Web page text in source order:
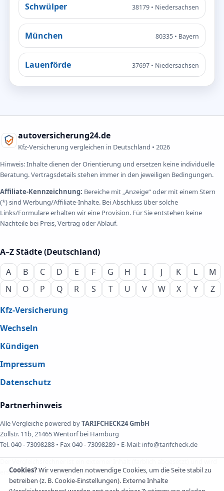
Schwülper 38179 • Niedersachsen
München 80335 • Bayern
Lauenförde 37697 • Niedersachsen
autoversicherung24.de
Kfz-Versicherung vergleichen in Deutschland • 2026
Hinweis: Inhalte dienen der Orientierung und ersetzen keine individuelle
Beratung. Vertragsdetails stehen immer in den jeweiligen Bedingungen.
Affiliate-Kennzeichnung: Bereiche mit „Anzeige“ oder mit einem Stern
(*) sind Werbung/Affiliate-Inhalte. Bei Abschluss über solche
Links/Formulare erhalten wir eine Provision. Für Sie entstehen keine
Nachteile bei Preis, Vertrag oder Ablauf.
A–Z Städte (Deutschland)
A
B C D E F G H I J K L
M
N
O P Q R S T U V W X Y
Z
Kfz-Versicherung
Wechseln
Kündigen
Impressum
Datenschutz
Partnerhinweis
Alle Vergleiche powered byTARIFCHECK24 GmbH
Zollstr. 11b, 21465 Wentorf bei Hamburg
Tel. 040 - 73098288 • Fax 040 - 73098289 • E-Mail: info@tarifcheck.de
erst nach Zustimmung geladen.
Cookies?Wir verwenden notwendige Cookies, um die Seite stabil zu
betreiben (z. B. Cookie-Einstellungen). Externe Inhalte